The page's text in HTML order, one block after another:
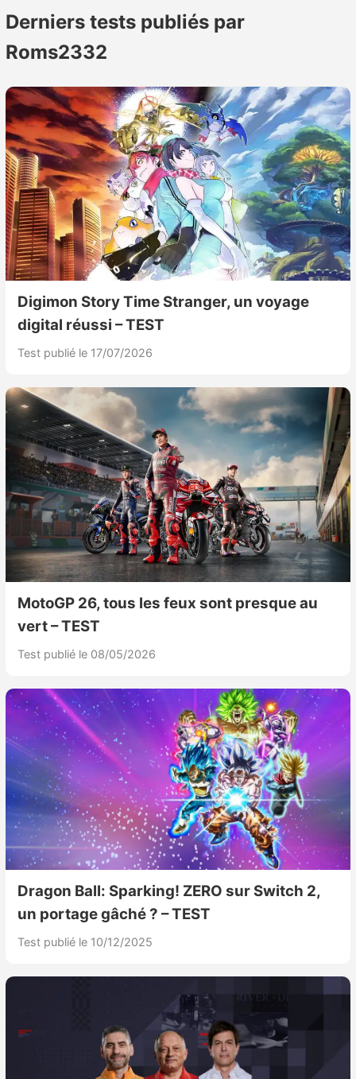
publications
Derniers tests publiés par
Roms2332
Digimon Story Time Stranger, un voyage
digital réussi – TEST
Test publié le 17/07/2026
MotoGP 26, tous les feux sont presque au
vert – TEST
Test publié le 08/05/2026
Dragon Ball: Sparking! ZERO sur Switch 2,
un portage gâché ? – TEST
Test publié le 10/12/2025